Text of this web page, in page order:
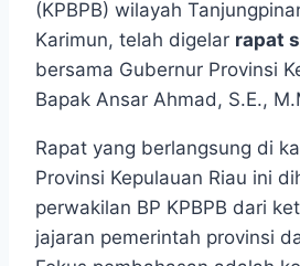
(KPBPB) wilayah
Karimun, telah digelar rapat
bersama Gubernur Provinsi
Bapak Ansar Ahmad, S.E.,
Rapat yang berlangsung di
Provinsi Kepulauan Riau ini
perwakilan BP KPBPB dari
jajaran pemerintah provinsi